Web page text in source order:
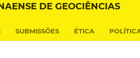
DE GEOCIÊNCIAS
SUBMISSÕES ÉTICA